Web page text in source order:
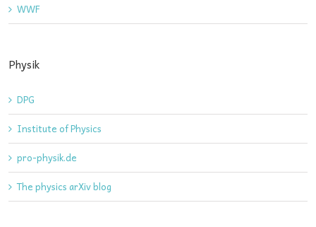
WWF
Physik
DPG
Institute of Physics
pro-physik.de
The physics arXiv blog